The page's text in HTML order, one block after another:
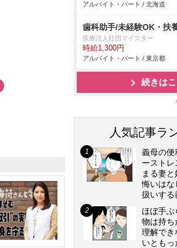
アルバイト・パート / 北海道
歯科助手/未経験OK・扶
医療法人社団マイスター
時給1,300円
アルバイト・パート / 東京都
続きは
人気記事ラ
義母の便
ースト
まる妻
悔いはな
扱いする
ほぼ手ぶ
物は持ち
理解でき
いともっ